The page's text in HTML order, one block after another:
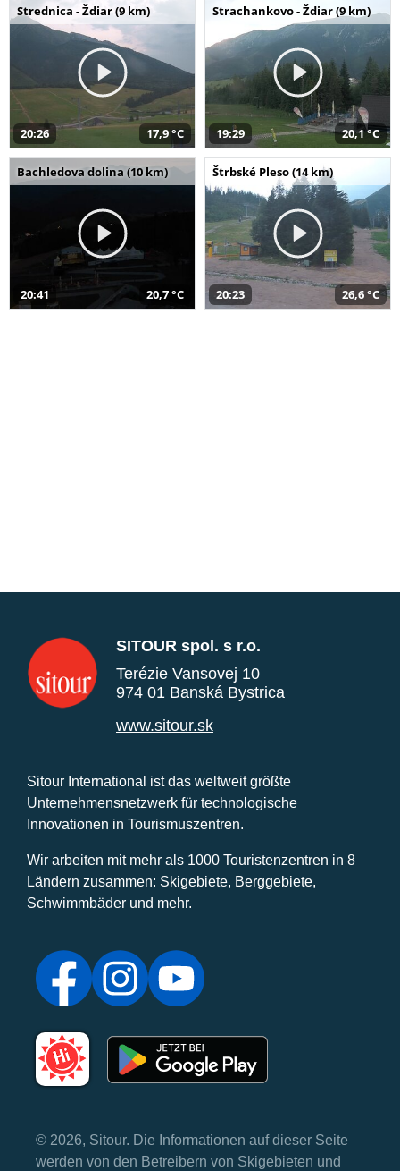
Strednica - Ždiar (9 km)
20:26 17,9 °C
Strachankovo - Ždiar (9 km)
19:29 20,1 °C
Bachledova dolina (10 km)
20:41 20,7 °C
Štrbské Pleso (14 km)
20:23 26,6 °C
SITOUR spol. s r.o.
Terézie Vansovej 10
974 01 Banská Bystrica
www.sitour.sk
Sitour International ist das weltweit größte
Unternehmensnetzwerk für technologische
Innovationen in Tourismuszentren.
Wir arbeiten mit mehr als 1000 Touristenzentren in 8
Ländern zusammen: Skigebiete, Berggebiete,
Schwimmbäder und mehr.
© 2026, Sitour. Die Informationen auf dieser Seite
werden von den Betreibern von Skigebieten und